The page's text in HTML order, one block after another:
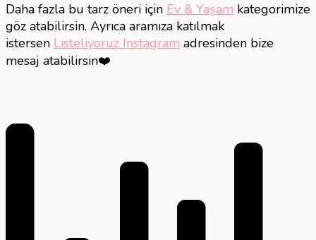
Daha fazla bu tarz öneri için Ev & Yaşam kategorimize
göz atabilirsin. Ayrıca aramıza katılmak
istersen Listeliyoruz Instagram adresinden bize
mesaj atabilirsin❤️